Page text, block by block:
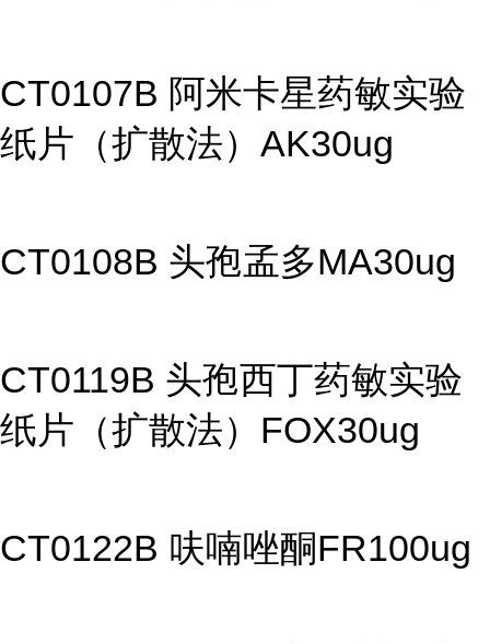
CT0107B 阿米卡星药敏实验
纸片（扩散法）AK30ug
CT0108B 头孢孟多MA30ug
CT0119B 头孢西丁药敏实验
纸片（扩散法）FOX30ug
CT0122B 呋喃唑酮FR100ug